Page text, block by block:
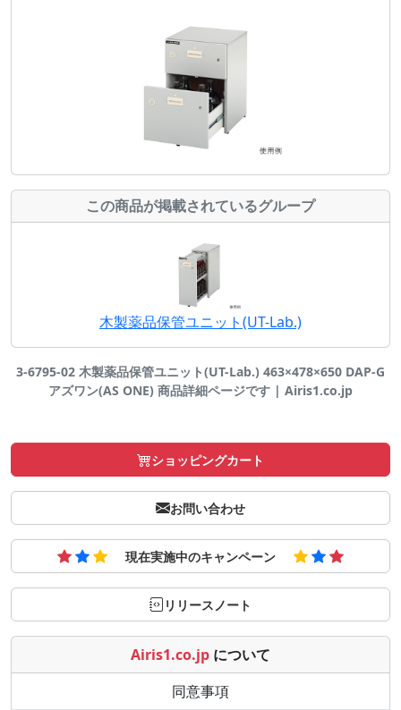
この商品が掲載されているグループ
木製薬品保管ユニット(UT-Lab.)
3-6795-02 木製薬品保管ユニット(UT-Lab.) 463×478×650 DAP-G
アズワン(AS ONE) 商品詳細ページです | Airis1.co.jp
ショッピングカート
お問い合わせ
現在実施中のキャンペーン
リリースノート
Airis1.co.jp について
同意事項